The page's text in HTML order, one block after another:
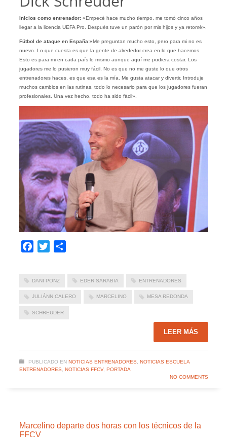
Inicios como entrenador: «Empecé hace mucho tiempo, me tomó cinco años
llegar a la licencia UEFA Pro. Después tuve un parón por mis hijos y ya retomé».
Fútbol de ataque en España:«Me preguntan mucho esto, pero para mi no es
nuevo. Lo que cuesta es que la gente de alrededor crea en lo que hacemos.
Esto es para mi en cada país lo mismo aunque aquí me pudiera costar. Los
jugadores me lo pusieron muy fácil, No es que no me guste lo que otros
entrenadores haces, es que esa es la mía. Me gusta atacar y divertir. Introduje
muchos cambios en las rutinas, todo lo necesario para que los jugadores fueran
profesionales. Una vez hecho, todo ha sido fácil».
Facebook
Twitter
DANI PONZ EDER SARABIA ENTRENADORES
JULIÁNN CALERO MARCELINO MESA REDONDA
SCHREUDER
LEER MÁS
PUBLICADO EN NOTICIAS ENTRENADORES, NOTICIAS ESCUELA
ENTRENADORES, NOTICIAS FFCV, PORTADA
NO COMMENTS
Marcelino departe dos horas con los técnicos de la
FFCV